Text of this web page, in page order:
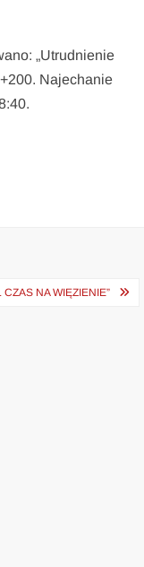
„Utrudnienie
Najechanie
NA WIĘZIENIE”